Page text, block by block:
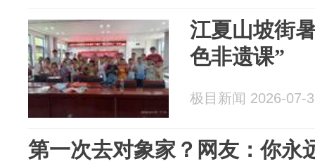
江夏山坡街
色非遗课”
极目新闻 2026-07-
第一次去对象家？网友：你永